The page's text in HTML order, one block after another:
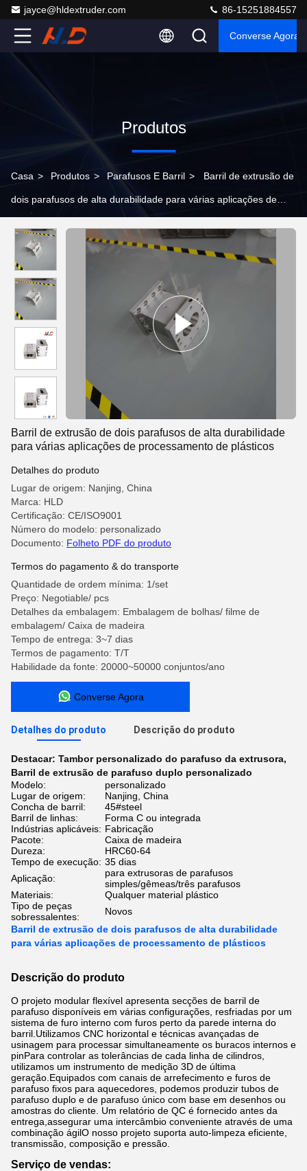
jayce@hldextruder.com 86-15251884557
Converse Agora
Produtos
Casa > Produtos > Parafusos E Barril > Barril de extrusão de
dois parafusos de alta durabilidade para várias aplicações de
Barril de extrusão de dois parafusos de alta durabilidade
para várias aplicações de processamento de plásticos
Detalhes do produto
Lugar de origem: Nanjing, China
Marca: HLD
Certificação: CE/ISO9001
Número do modelo: personalizado
Documento: Folheto PDF do produto
Termos do pagamento & do transporte
Quantidade de ordem mínima: 1/set
Preço: Negotiable/ pcs
Detalhes da embalagem: Embalagem de bolhas/ filme de
embalagem/ Caixa de madeira
Tempo de entrega: 3~7 dias
Termos de pagamento: T/T
Habilidade da fonte: 20000~50000 conjuntos/ano
Converse Agora
Detalhes do produto Descrição do produto
Destacar: Tambor personalizado do parafuso da extrusora,
Barril de extrusão de parafuso duplo personalizado
Modelo:
personalizado
Lugar de origem:
Nanjing, China
Concha de barril:
45#steel
Barril de linhas:
Forma C ou integrada
Indústrias aplicáveis: Fabricação
Pacote:
Caixa de madeira
Dureza:
HRC60-64
Tempo de execução: 35 dias
Aplicação:
para extrusoras de parafusos
simples/gêmeas/três parafusos
Materiais:
Qualquer material plástico
Tipo de peças
sobressalentes:
Novos
Barril de extrusão de dois parafusos de alta durabilidade
para várias aplicações de processamento de plásticos
Descrição do produto
O projeto modular flexível apresenta secções de barril de
parafuso disponíveis em várias configurações, resfriadas por um
sistema de furo interno com furos perto da parede interna do
barril.Utilizamos CNC horizontal e técnicas avançadas de
usinagem para processar simultaneamente os buracos internos e
pinPara controlar as tolerâncias de cada linha de cilindros,
utilizamos um instrumento de medição 3D de última
geração.Equipados com canais de arrefecimento e furos de
parafuso fixos para aquecedores, podemos produzir tubos de
parafuso duplo e de parafuso único com base em desenhos ou
amostras do cliente. Um relatório de QC é fornecido antes da
entrega,assegurar uma intercâmbio conveniente através de uma
combinação ágilO nosso projeto suporta auto-limpeza eficiente,
transmissão, composição e pressão.
Serviço de vendas: